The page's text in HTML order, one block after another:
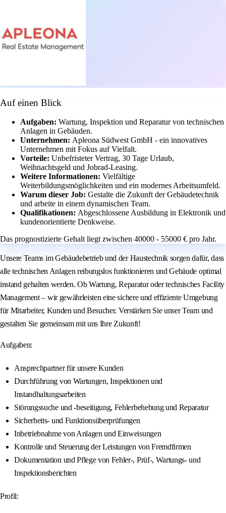
Auf einen Blick
Aufgaben: Wartung, Inspektion und Reparatur von technischen
Anlagen in Gebäuden.
Unternehmen: Apleona Südwest GmbH - ein innovatives
Unternehmen mit Fokus auf Vielfalt.
Vorteile: Unbefristeter Vertrag, 30 Tage Urlaub,
Weihnachtsgeld und Jobrad-Leasing.
Weitere Informationen: Vielfältige
Weiterbildungsmöglichkeiten und ein modernes Arbeitsumfeld.
Warum dieser Job: Gestalte die Zukunft der Gebäudetechnik
und arbeite in einem dynamischen Team.
Qualifikationen: Abgeschlossene Ausbildung in Elektronik und
kundenorientierte Denkweise.
Das prognostizierte Gehalt liegt zwischen 40000 - 55000 € pro Jahr.
Unsere Teams im Gebäudebetrieb und der Haustechnik sorgen dafür, dass
alle technischen Anlagen reibungslos funktionieren und Gebäude optimal
instand gehalten werden. Ob Wartung, Reparatur oder technisches Facility
Management – wir gewährleisten eine sichere und effiziente Umgebung
für Mitarbeiter, Kunden und Besucher. Verstärken Sie unser Team und
gestalten Sie gemeinsam mit uns Ihre Zukunft!
Aufgaben:
Ansprechpartner für unsere Kunden
Durchführung von Wartungen, Inspektionen und
Instandhaltungsarbeiten
Störungssuche und -beseitigung, Fehlerbehebung und Reparatur
Sicherheits- und Funktionsüberprüfungen
Inbetriebnahme von Anlagen und Einweisungen
Kontrolle und Steuerung der Leistungen von Fremdfirmen
Dokumentation und Pflege von Fehler-, Prüf-, Wartungs- und
Inspektionsberichten
Profil: